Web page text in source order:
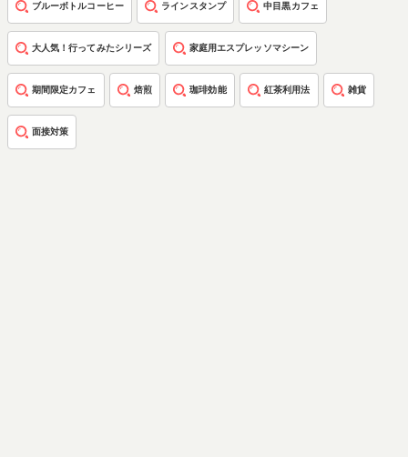
ブルーボトルコーヒー ラインスタンプ 中目黒カフェ
大人気！行ってみたシリーズ 家庭用エスプレッソマシーン
期間限定カフェ 焙煎 珈琲効能 紅茶利用法 雑貨
面接対策